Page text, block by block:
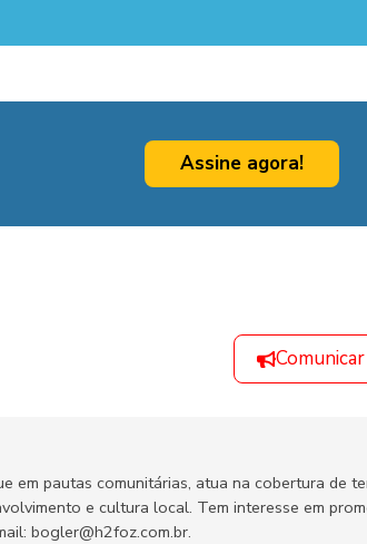
Assine agora!
em pautas comunitárias, atua na cobertura de
e cultura local. Tem interesse em
bogler@h2foz.com.br.